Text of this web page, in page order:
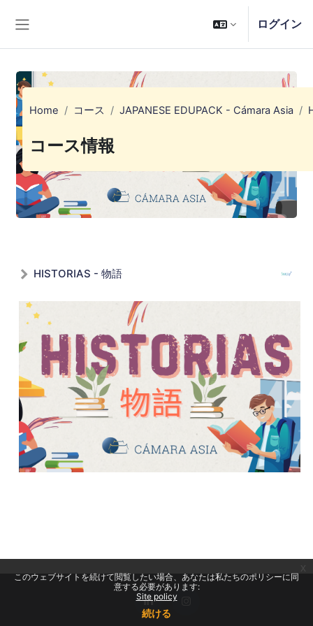
ログイン
Home コース JAPANESE EDUPACK - Cámara Asia
コース情報
HISTORIAS - 物語
このウェブサイトを続けて閲覧したい場合、あなたは私たちのポリシーに同
意する必要があります:
Site policy
続ける